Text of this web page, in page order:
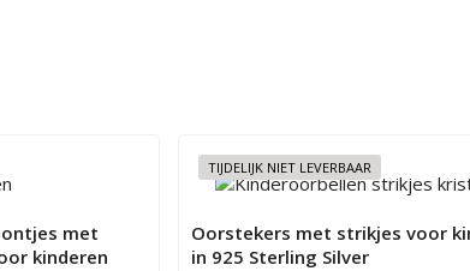
met
kinderen
TIJDELIJK NIET LEVERBAAR
Oorstekers met strikjes voor
in 925 Sterling Silver